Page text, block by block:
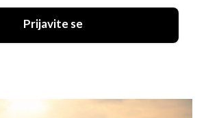
Prijavite se